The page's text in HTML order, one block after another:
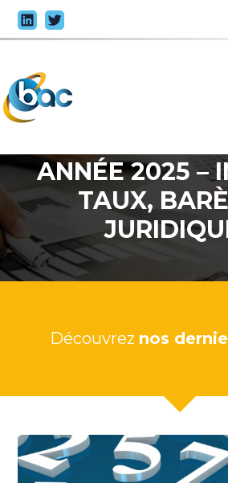
Aller
au
ANNÉE 2025 –
TAUX,
Découvrez nos